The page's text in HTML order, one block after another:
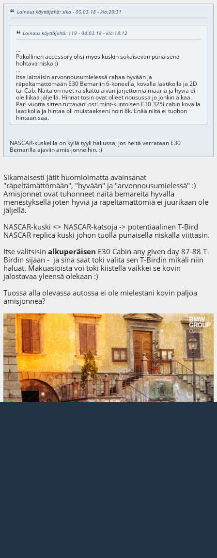
Lainaus käyttäjältä: sika - 05.03.18 - klo:20:31
Lainaus käyttäjältä: 119 - 04.03.18 - klo:18:12
...
Pakollinen accessory olisi myös kuskin sokaisevan punaisena
hohtava niska :)
...
Itse laittaisin arvonnousumielessä rahaa hyvään ja
räpeltämättömään E30 Bemariin 6-koneella, kovalla laatikolla ja 2D
tai Cab. Näitä on näet raiskattu aivan järjettömiä määriä ja hyviä ei
ole liikaa jäljellä. Hinnat tosin ovat olleet nousussa jo jonkin aikaa.
Pari vuotta sitten tuttavani osti mint-kuntoisen E30 325i cabin kovalla
laatikolla ja hintaa oli muistaakseni noin 8k. Enää niitä ei tuohon
hintaan saa.
NASCAR-kuskeilla on kyllä tyyli hallussa, jos heitä verrataan E30
Bemarilla ajaviin amis-jonneihin. :)
Sikamaisesti jätit huomioimatta avainsanat
"räpeltämättömään", "hyvään" ja "arvonnousumielessä" :)
Amisjonnet ovat tuhonneet näitä bemareita hyvällä
menestyksellä joten hyviä ja räpeltämättömiä ei juurikaan ole
jäljellä.
NASCAR-kuski <> NASCAR-katsoja -> potentiaalinen T-Bird
NASCAR replica kuski johon tuolla punaisella niskalla viittasin.
Itse valitsisinalkuperäisen E30 Cabin any given day 87-88 T-
Birdin sijaan - ja sinä saat toki valita sen T-Birdin mikäli niin
haluat. Makuasioista voi toki kiistellä vaikkei se kovin
jalostavaa yleensä olekaan :)
Tuossa alla olevassa autossa ei ole mielestäni kovin paljoa
amisjonnea?